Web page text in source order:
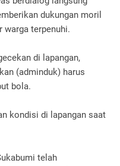
dukungan moril
warga terpenuhi.
di lapangan,
(adminduk) harus
bola.
kondisi di lapangan saat
telah